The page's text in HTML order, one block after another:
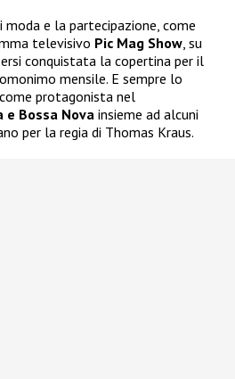
e la partecipazione, come
televisivo Pic Mag Show, su
conquistata la copertina per il
mensile. E sempre lo
protagonista nel
Bossa Nova insieme ad alcuni
per la regia di Thomas Kraus.